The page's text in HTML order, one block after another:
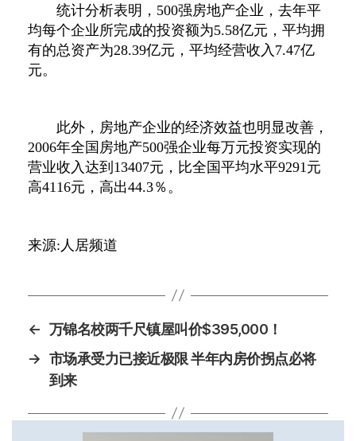
统计分析表明，500强房地产企业，去年平
均每个企业所完成的投资额为5.58亿元，平均拥
有的总资产为28.39亿元，平均经营收入7.47亿
元。
此外，房地产企业的经济效益也明显改善，
2006年全国房地产500强企业每万元投资实现的
营业收入达到13407元，比全国平均水平9291元
高4116元，高出44.3％。
来源:人居频道
← 万锦名校两千尺镇屋叫价$395,000！
→ 市场承受力已接近极限 半年内房价拐点必将
到来